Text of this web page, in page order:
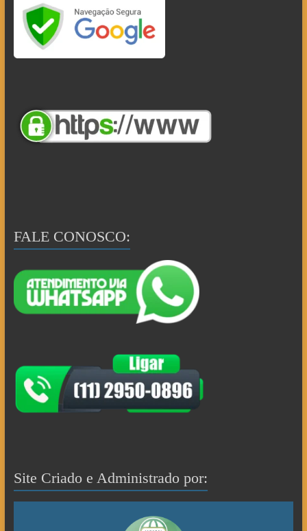
FALE CONOSCO:
Site Criado e Administrado por: